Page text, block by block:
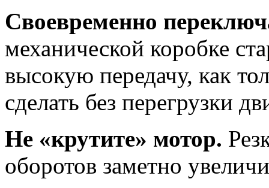
Своевременно
механической коробке
высокую передачу, как
сделать без перегрузки
Не «крутите» мотор.
оборотов заметно